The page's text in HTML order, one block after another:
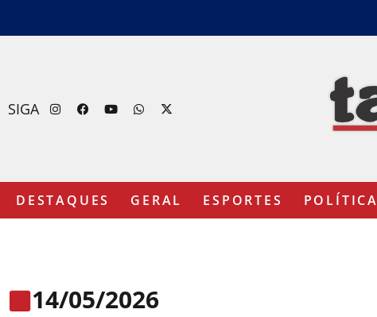
SIGA
DESTAQUES GERAL ESPORTES POLÍTICA
14/05/2026